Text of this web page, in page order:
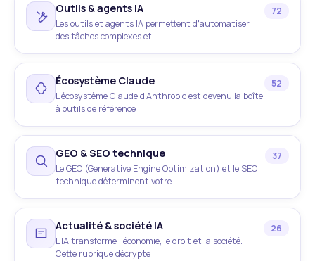
Outils & agents IA
Les outils et agents IA permettent d'automatiser
des tâches complexes et
72
Écosystème Claude
L'écosystème Claude d'Anthropic est devenu la boîte
à outils de référence
52
GEO & SEO technique
Le GEO (Generative Engine Optimization) et le SEO
technique déterminent votre
37
Actualité & société IA
L'IA transforme l'économie, le droit et la société.
Cette rubrique décrypte
26